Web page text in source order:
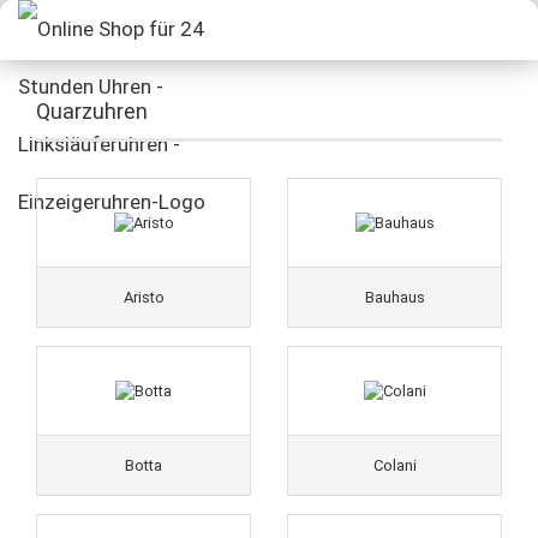
Quarzuhren
Aristo Bauhaus
Botta Colani